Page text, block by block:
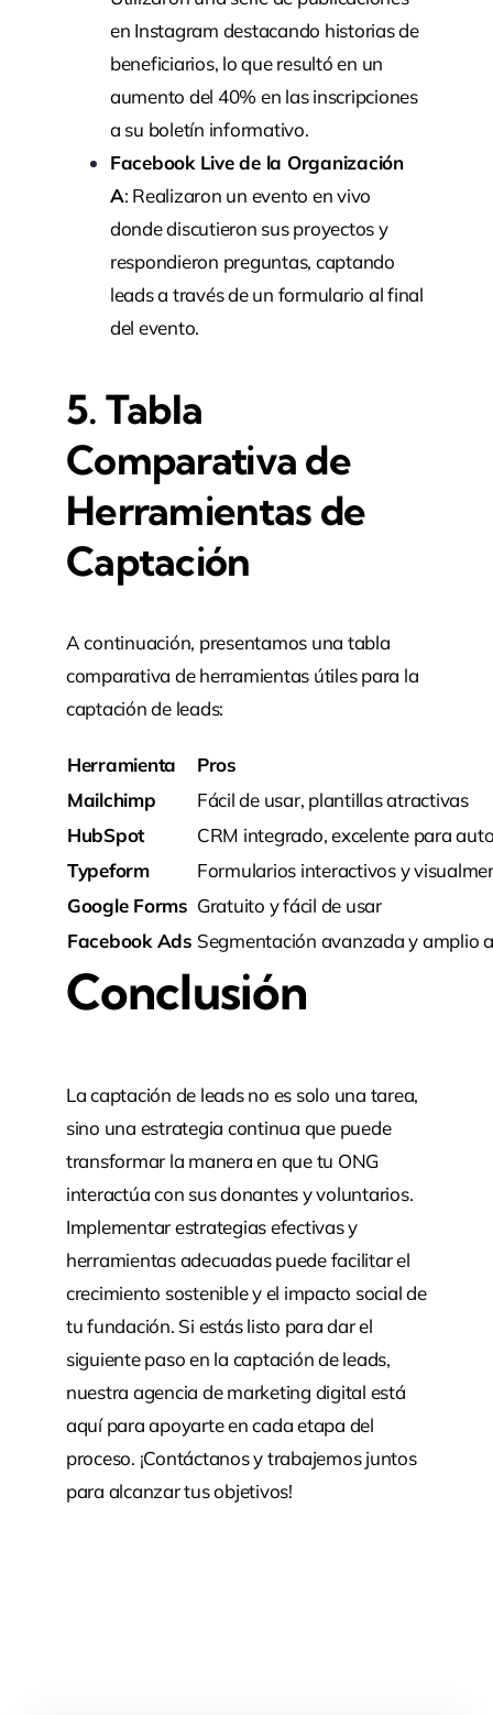
en Instagram destacando historias de
beneficiarios, lo que resultó en un
aumento del 40% en las inscripciones
a su boletín informativo.
Facebook Live de la Organización
A: Realizaron un evento en vivo
donde discutieron sus proyectos y
respondieron preguntas, captando
leads a través de un formulario al final
del evento.
5. Tabla
Comparativa de
Herramientas de
Captación
A continuación, presentamos una tabla
comparativa de herramientas útiles para la
captación de leads:
Herramienta
Pros
Mailchimp
Fácil de usar, plantillas atractivas
HubSpot
CRM integrado, excelente para
Typeform
Formularios interactivos y
Google Forms Gratuito y fácil de usar
Facebook Ads Segmentación avanzada y amplio
Conclusión
La captación de leads no es solo una tarea,
sino una estrategia continua que puede
transformar la manera en que tu ONG
interactúa con sus donantes y voluntarios.
Implementar estrategias efectivas y
herramientas adecuadas puede facilitar el
crecimiento sostenible y el impacto social de
tu fundación. Si estás listo para dar el
siguiente paso en la captación de leads,
nuestra agencia de marketing digital está
aquí para apoyarte en cada etapa del
proceso. ¡Contáctanosy trabajemos juntos
para alcanzar tus objetivos!